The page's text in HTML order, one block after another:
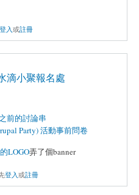
登入或註冊
滴小聚報名處
前的討論串
Party) 活動事前問卷
LOGO弄了個banner
登入或註冊